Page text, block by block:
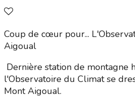
Coup de cœur pour...
Aigoual
Dernière station de montagne
l'Observatoire du Climat se
Mont Aigoual.